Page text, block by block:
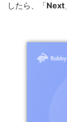
したら、「Next